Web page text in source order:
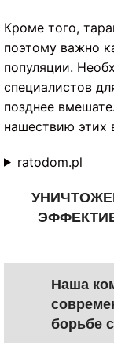
Кроме того,
поэтому важно
популяции.
специалистов
позднее
нашествию этих
ratodom.pl
Наша
борьбе